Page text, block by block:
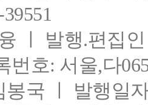
ㅣ 발행.편집
번호: 서울,다
봉국 ㅣ 발행일